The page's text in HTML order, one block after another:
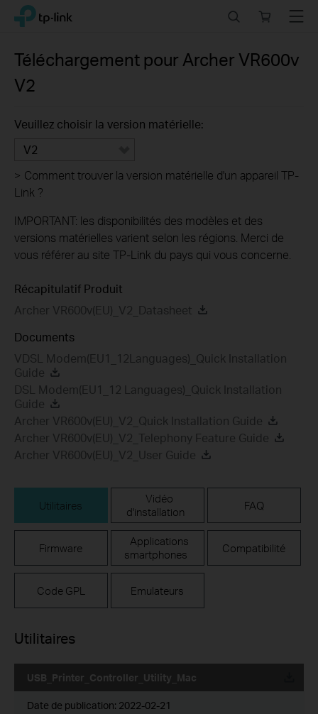
Click
the
navigation
TP-Link, Reliably Smart
store
Menu
Téléchargement pour Archer VR600v
V2
Veuillez choisir la version matérielle:
V2
> Comment trouver la version matérielle d'un appareil TP-
Link ?
IMPORTANT: les disponibilités des modèles et des
versions matérielles varient selon les régions. Merci de
vous référer au site TP-Link du pays qui vous concerne.
Récapitulatif Produit
Archer VR600v(EU)_V2_Datasheet
Documents
VDSL Modem(EU1_12Languages)_Quick Installation
Guide
DSL Modem(EU1_12 Languages)_Quick Installation
Guide
Archer VR600v(EU)_V2_Quick Installation Guide
Archer VR600v(EU)_V2_Telephony Feature Guide
Archer VR600v(EU)_V2_User Guide
Utilitaires
Vidéo
d'installation
FAQ
Firmware
Applications
smartphones
Compatibilité
Code GPL Emulateurs
Utilitaires
USB_Printer_Controller_Utility_Mac
Date de publication: 2022-02-21